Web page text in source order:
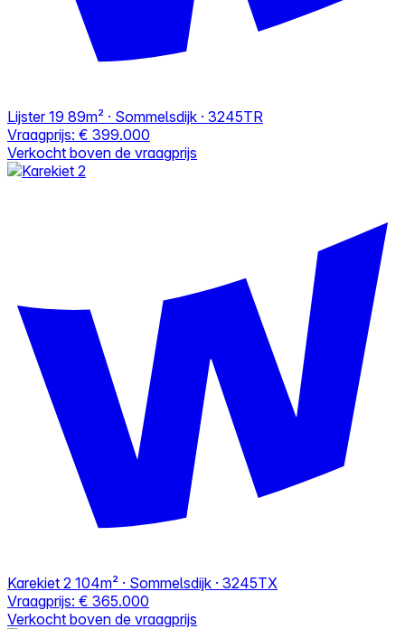
Lijster 19 89m² · Sommelsdijk · 3245TR
Vraagprijs: € 399.000
Verkocht boven de vraagprijs
Karekiet 2 104m² · Sommelsdijk · 3245TX
Vraagprijs: € 365.000
Verkocht boven de vraagprijs